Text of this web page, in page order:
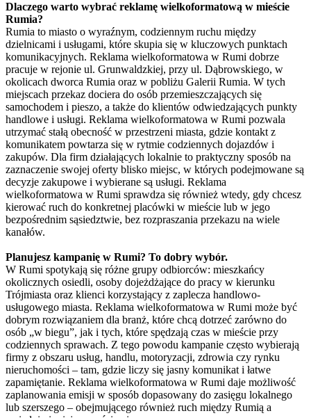
Dlaczego warto wybrać reklamę wielkoformatową w mieście
Rumia?
Rumia to miasto o wyraźnym, codziennym ruchu między
dzielnicami i usługami, które skupia się w kluczowych punktach
komunikacyjnych. Reklama wielkoformatowa w Rumi dobrze
pracuje w rejonie ul. Grunwaldzkiej, przy ul. Dąbrowskiego, w
okolicach dworca Rumia oraz w pobliżu Galerii Rumia. W tych
miejscach przekaz dociera do osób przemieszczających się
samochodem i pieszo, a także do klientów odwiedzających punkty
handlowe i usługi. Reklama wielkoformatowa w Rumi pozwala
utrzymać stałą obecność w przestrzeni miasta, gdzie kontakt z
komunikatem powtarza się w rytmie codziennych dojazdów i
zakupów. Dla firm działających lokalnie to praktyczny sposób na
zaznaczenie swojej oferty blisko miejsc, w których podejmowane są
decyzje zakupowe i wybierane są usługi. Reklama
wielkoformatowa w Rumi sprawdza się również wtedy, gdy chcesz
kierować ruch do konkretnej placówki w mieście lub w jego
bezpośrednim sąsiedztwie, bez rozpraszania przekazu na wiele
kanałów.
Planujesz kampanię w Rumi? To dobry wybór.
W Rumi spotykają się różne grupy odbiorców: mieszkańcy
okolicznych osiedli, osoby dojeżdżające do pracy w kierunku
Trójmiasta oraz klienci korzystający z zaplecza handlowo-
usługowego miasta. Reklama wielkoformatowa w Rumi może być
dobrym rozwiązaniem dla branż, które chcą dotrzeć zarówno do
osób „w biegu”, jak i tych, które spędzają czas w mieście przy
codziennych sprawach. Z tego powodu kampanie często wybierają
firmy z obszaru usług, handlu, motoryzacji, zdrowia czy rynku
nieruchomości – tam, gdzie liczy się jasny komunikat i łatwe
zapamiętanie. Reklama wielkoformatowa w Rumi daje możliwość
zaplanowania emisji w sposób dopasowany do zasięgu lokalnego
lub szerszego – obejmującego również ruch między Rumią a